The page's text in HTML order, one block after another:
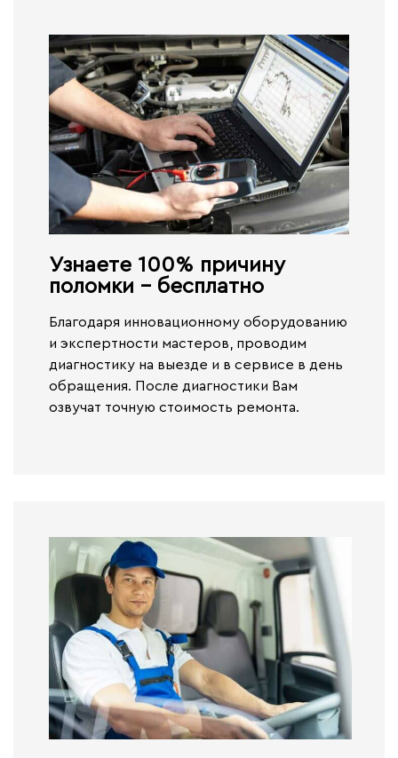
Узнаете 100% причину
поломки - бесплатно​
Благодаря инновационному оборудованию
и экспертности мастеров, проводим
диагностику на выезде и в сервисе в день
обращения. После диагностики Вам
озвучат точную стоимость ремонта.